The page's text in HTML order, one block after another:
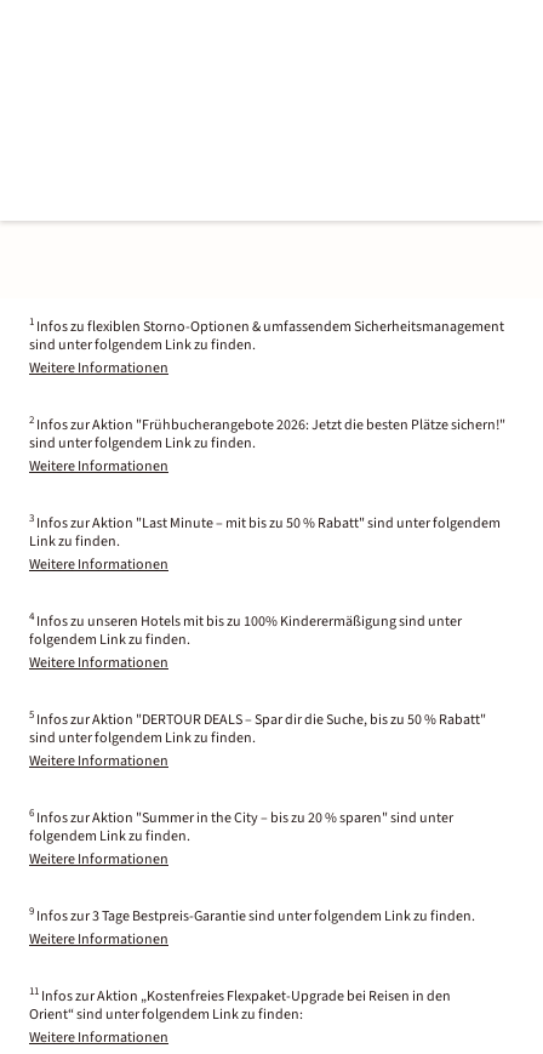
1 Infos zu flexiblen Storno-Optionen & umfassendem Sicherheitsmanagement
sind unter folgendem Link zu finden.
Weitere Informationen
2 Infos zur Aktion "Frühbucherangebote 2026: Jetzt die besten Plätze sichern!"
sind unter folgendem Link zu finden.
Weitere Informationen
3 Infos zur Aktion "Last Minute – mit bis zu 50 % Rabatt" sind unter folgendem
Link zu finden.
Weitere Informationen
4 Infos zu unseren Hotels mit bis zu 100% Kinderermäßigung sind unter
folgendem Link zu finden.
Weitere Informationen
5 Infos zur Aktion "DERTOUR DEALS – Spar dir die Suche, bis zu 50 % Rabatt"
sind unter folgendem Link zu finden.
Weitere Informationen
6 Infos zur Aktion "Summer in the City – bis zu 20 % sparen" sind unter
folgendem Link zu finden.
Weitere Informationen
9 Infos zur 3 Tage Bestpreis-Garantie sind unter folgendem Link zu finden.
Weitere Informationen
11 Infos zur Aktion „Kostenfreies Flexpaket-Upgrade bei Reisen in den
Orient“ sind unter folgendem Link zu finden:
Weitere Informationen